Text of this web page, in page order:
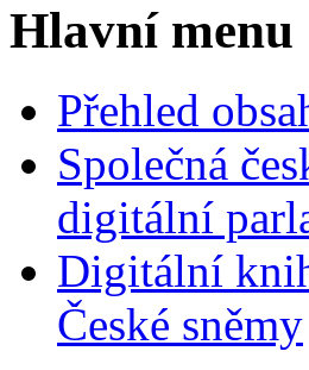
Hlavní menu
Přehled
Společná
digitální
Digitální
České sněmy